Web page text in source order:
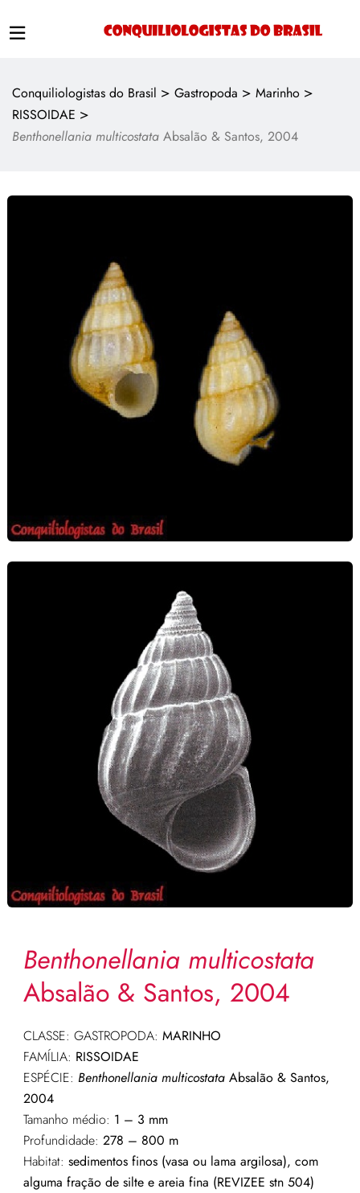
Conquiliologistas do Brasil > Gastropoda > Marinho >
RISSOIDAE >
Benthonellania multicostata Absalão & Santos, 2004
Benthonellania multicostata
Absalão & Santos, 2004
CLASSE: GASTROPODA: MARINHO
FAMÍLIA: RISSOIDAE
ESPÉCIE: Benthonellania multicostataAbsalão & Santos,
2004
Tamanho médio: 1 – 3 mm
Profundidade: 278 – 800 m
Habitat: sedimentos finos (vasa ou lama argilosa), com
alguma fração de silte e areia fina (REVIZEE stn 504)